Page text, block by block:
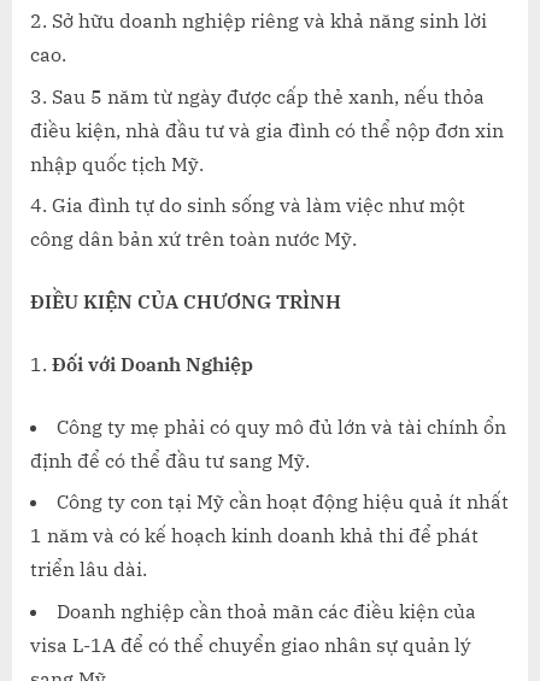
Sở hữu doanh nghiệp riêng và khả năng sinh lời
cao.
Sau 5 năm từ ngày được cấp thẻ xanh, nếu thỏa
điều kiện, nhà đầu tư và gia đình có thể nộp đơn xin
nhập quốc tịch Mỹ.
Gia đình tự do sinh sống và làm việc như một
công dân bản xứ trên toàn nước Mỹ.
ĐIỀU KIỆN CỦA CHƯƠNG TRÌNH
Đối với Doanh Nghiệp
Công ty mẹ phải có quy mô đủ lớn và tài chính ổn
định để có thể đầu tư sang Mỹ.
Công ty con tại Mỹ cần hoạt động hiệu quả ít nhất
1 năm và có kế hoạch kinh doanh khả thi để phát
triển lâu dài.
Doanh nghiệp cần thoả mãn các điều kiện của
visa L-1A để có thể chuyển giao nhân sự quản lý